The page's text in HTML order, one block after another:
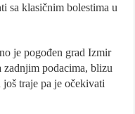
sa klasičnim bolestima u
je pogođen grad Izmir
zadnjim podacima, blizu
traje pa je očekivati